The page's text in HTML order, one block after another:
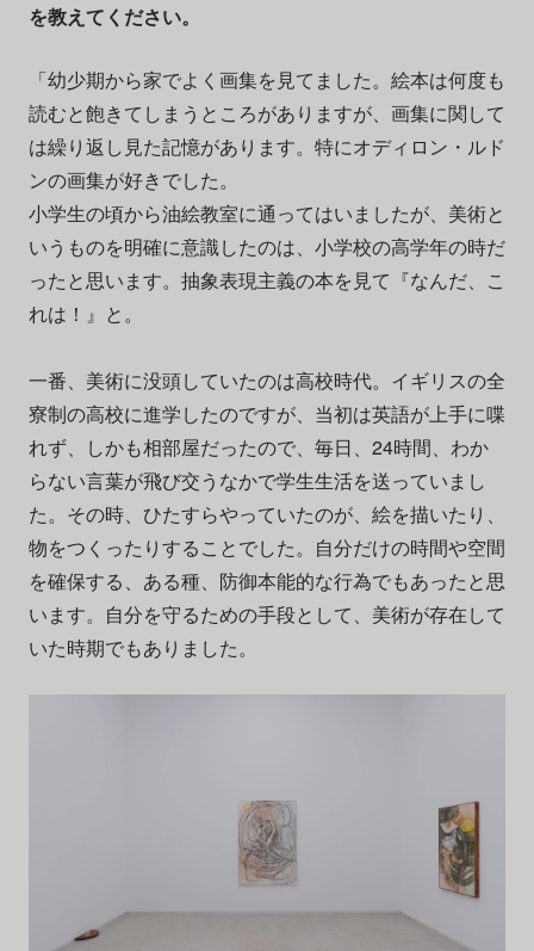
を教えてください。
「幼少期から家でよく画集を見てました。絵本は何度も
読むと飽きてしまうところがありますが、画集に関して
は繰り返し見た記憶があります。特にオディロン・ルド
ンの画集が好きでした。
小学生の頃から油絵教室に通ってはいましたが、美術と
いうものを明確に意識したのは、小学校の高学年の時だ
ったと思います。抽象表現主義の本を見て『なんだ、こ
れは！』と。
一番、美術に没頭していたのは高校時代。イギリスの全
寮制の高校に進学したのですが、当初は英語が上手に喋
れず、しかも相部屋だったので、毎日、24時間、わか
らない言葉が飛び交うなかで学生生活を送っていまし
た。その時、ひたすらやっていたのが、絵を描いたり、
物をつくったりすることでした。自分だけの時間や空間
を確保する、ある種、防御本能的な行為でもあったと思
います。自分を守るための手段として、美術が存在して
いた時期でもありました。